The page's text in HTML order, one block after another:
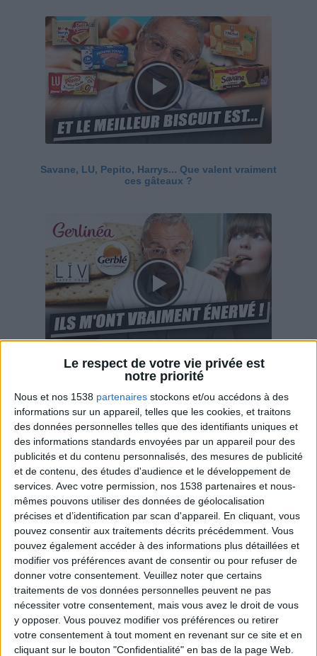
Le respect de votre vie privée est
notre priorité
Nous et nos 1538 partenaires stockons et/ou accédons à des
informations sur un appareil, telles que les cookies, et traitons
des données personnelles telles que des identifiants uniques et
des informations standards envoyées par un appareil pour des
publicités et du contenu personnalisés, des mesures de publicité
et de contenu, des études d'audience et le développement de
services. Avec votre permission, nos 1538 partenaires et nous-
mêmes pouvons utiliser des données de géolocalisation
précises et d’identification par scan d'appareil. En cliquant, vous
pouvez consentir aux traitements décrits précédemment. Vous
pouvez également accéder à des informations plus détaillées et
modifier vos préférences avant de consentir ou pour refuser de
donner votre consentement. Veuillez noter que certains
traitements de vos données personnelles peuvent ne pas
nécessiter votre consentement, mais vous avez le droit de vous
y opposer. Vous pouvez modifier vos préférences ou retirer
votre consentement à tout moment en revenant sur ce site et en
cliquant sur le bouton "Confidentialité" en bas de la page Web.
Savane, LU, Pepito, Harrys... Que valent vraiment
ces gâteaux ?
Ces marques diététiques : c'est n'importe quoi !
Webinaires en direct Voir tout
Peut-on remplacer la viande par des féculents ?
Consultation diététique du 05/08/2026